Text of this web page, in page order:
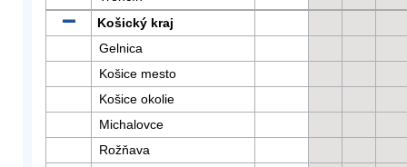
Košický kraj
Gelnica
Košice mesto
Košice okolie
Michalovce
Rožňava